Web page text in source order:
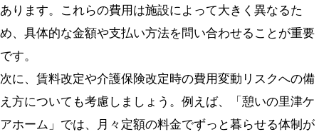
あります。これらの費用は施設によって大きく異なるた
め、具体的な金額や支払い方法を問い合わせることが重要
です。
次に、賃料改定や介護保険改定時の費用変動リスクへの備
え方についても考慮しましょう。例えば、「憩いの里津ケ
アホーム」では、月々定額の料金でずっと暮らせる体制が